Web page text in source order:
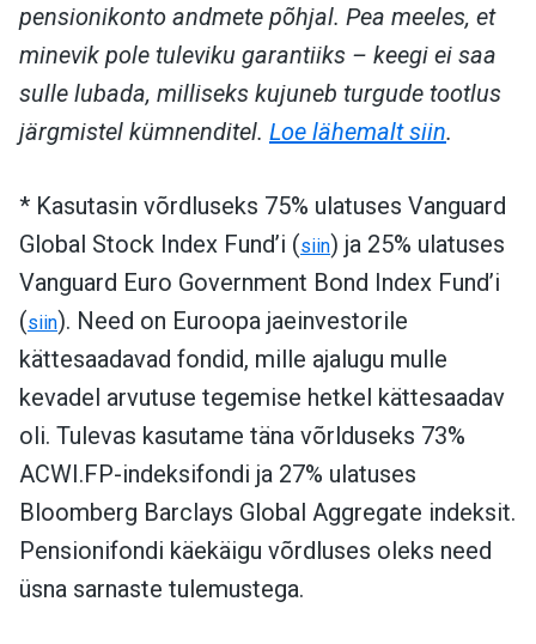
pensionikonto andmete põhjal. Pea meeles, et
minevik pole tuleviku garantiiks – keegi ei saa
sulle lubada, milliseks kujuneb turgude tootlus
järgmistel kümnenditel. Loe lähemalt siin.
* Kasutasin võrdluseks 75% ulatuses Vanguard
Global Stock Index Fund’i (siin) ja 25% ulatuses
Vanguard Euro Government Bond Index Fund’i
(siin). Need on Euroopa jaeinvestorile
kättesaadavad fondid, mille ajalugu mulle
kevadel arvutuse tegemise hetkel kättesaadav
oli. Tulevas kasutame täna võrlduseks 73%
ACWI.FP-indeksifondi ja 27% ulatuses
Bloomberg Barclays Global Aggregate indeksit.
Pensionifondi käekäigu võrdluses oleks need
üsna sarnaste tulemustega.